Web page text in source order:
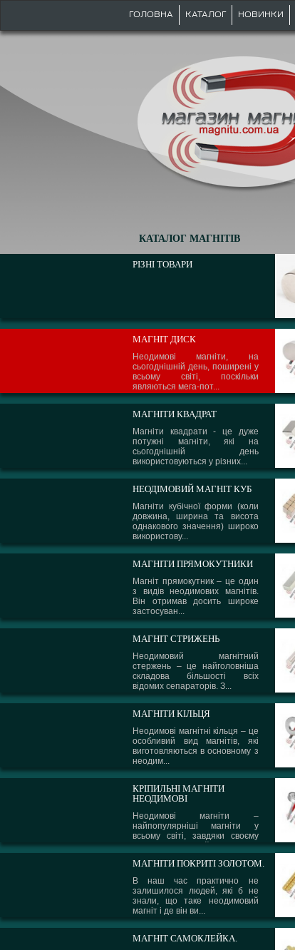
ГОЛОВНА КАТАЛОГ НОВИНКИ
КАТАЛОГ МАГНІТІВ
РІЗНІ ТОВАРИ
МАГНІТ ДИСК
Неодимові магніти, на
сьогоднішній день, поширені у
всьому світі, поскільки
являються мега-пот...
МАГНІТИ КВАДРАТ
Магніти квадрати - це дуже
потужні магніти, які на
сьогоднішній день
використовуються у різних...
НЕОДІМОВИЙ МАГНІТ КУБ
Магніти кубічної форми (коли
довжина, ширина та висота
однакового значення) широко
використову...
МАГНІТИ ПРЯМОКУТНИКИ
Магніт прямокутник – це один
з видів неодимових магнітів.
Він отримав досить широке
застосуван...
МАГНІТ СТРИЖЕНЬ
Неодимовий магнітний
стержень – це найголовніша
складова більшості всіх
відомих сепараторів. З...
МАГНІТИ КІЛЬЦЯ
Неодимові магнітні кільця – це
особливий вид магнітів, які
виготовляються в основному з
неодим...
КРІПИЛЬНІ МАГНІТИ
НЕОДИМОВІ
Неодимові магніти –
найпопулярніші магніти у
всьому світі, завдяки своєму
сплаву і надзвичайни...
МАГНІТИ ПОКРИТІ ЗОЛОТОМ.
В наш час практично не
залишилося людей, які б не
знали, що таке неодимовий
магніт і де він ви...
МАГНІТ САМОКЛЕЙКА.